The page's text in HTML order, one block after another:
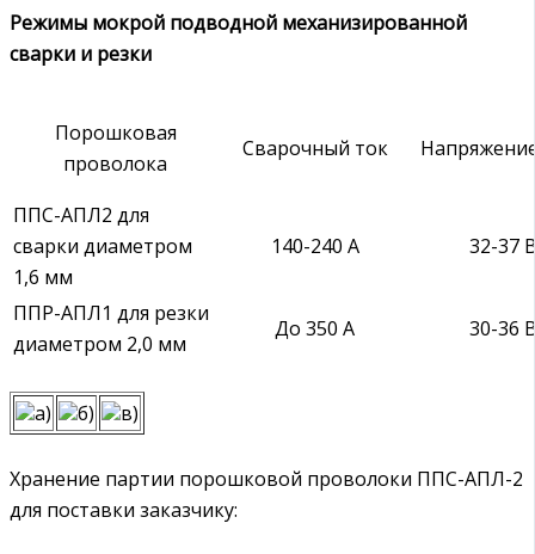
Режимы мокрой подводной механизированной
сварки и резки
Порошковая
проволока
Сварочный ток
ППС-АПЛ2 для
сварки диаметром
1,6 мм
140-240 А 32-37
ППР-АПЛ1 для резки
диаметром 2,0 мм
До 350 А 30-36
а) б) в)
Хранение партии порошковой проволоки ППС-АПЛ-2
для поставки заказчику: